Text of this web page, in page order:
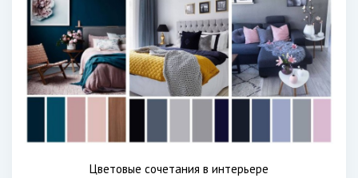
Цветовые сочетания в интерьере